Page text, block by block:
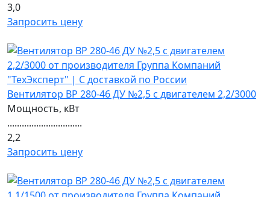
3,0
Запросить цену
Вентилятор ВР 280-46 ДУ №2,5 с двигателем 2,2/3000
Мощность, кВт
...............................
2,2
Запросить цену